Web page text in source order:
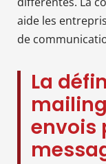
aide les
de
La
envois